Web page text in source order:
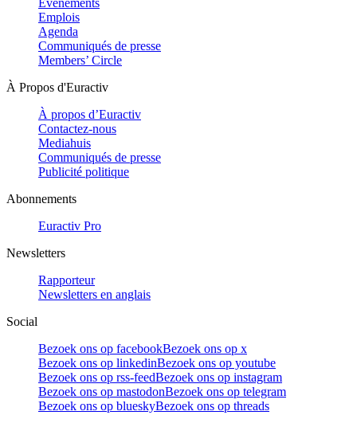
Evénements
Emplois
Agenda
Communiqués de presse
Members’ Circle
À Propos d'Euractiv
À propos d’Euractiv
Contactez-nous
Mediahuis
Communiqués de presse
Publicité politique
Abonnements
Euractiv Pro
Newsletters
Rapporteur
Newsletters en anglais
Social
Bezoek ons op facebookBezoek ons op x
Bezoek ons op linkedinBezoek ons op youtube
Bezoek ons op rss-feedBezoek ons op instagram
Bezoek ons op mastodonBezoek ons op telegram
Bezoek ons op blueskyBezoek ons op threads